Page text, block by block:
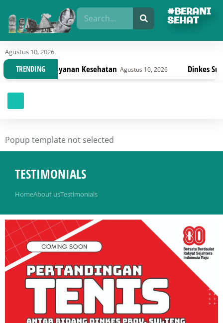
#BERANI
SEHAT
Agustus 10, 2026
TRENDING
Kesehatan Agustus 10, 2026 Dinkes Sulteng Bahas Draft
Popup template not selected
TESTIMONIALS
You are here:
HomeAbout usTestimonials